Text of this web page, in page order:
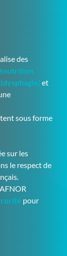
des
et
sous forme
sur les
le respect de
pour